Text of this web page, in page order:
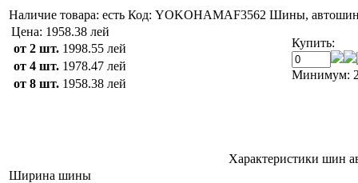
Наличие товара: есть Код: YOKOHAMAF3562 Шины,
Цена: 1958.38 лей
от 2 шт. 1998.55 лей
от 4 шт. 1978.47 лей
от 8 шт. 1958.38 лей
Купить:
Минимум:
Характеристики шин
Ширина шины